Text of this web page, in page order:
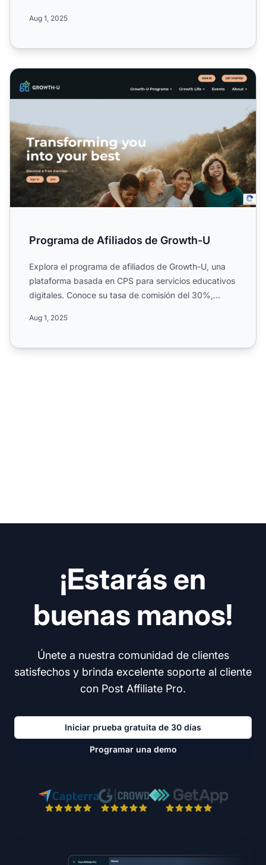
Aug 1, 2025
Programa de Afiliados de Growth-U
Programa de Afiliados de Growth-U
Explora el programa de afiliados de Growth-U, una
plataforma basada en CPS para servicios educativos
digitales. Conoce su tasa de comisión del 30%,
Aug 1, 2025
¡Estarás en
buenas manos!
Únete a nuestra comunidad de clientes
satisfechos y brinda excelente soporte al cliente
con Post Affiliate Pro.
Iniciar prueba gratuita de 30 días
Programar una demo